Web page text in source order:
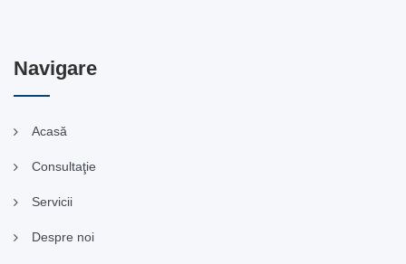
Navigare
Acasă
Consultaţie
Servicii
Despre noi